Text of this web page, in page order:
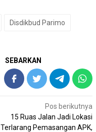
Disdikbud Parimo
SEBARKAN
Pos berikutnya
15 Ruas Jalan Jadi Lokasi
Terlarang Pemasangan APK,